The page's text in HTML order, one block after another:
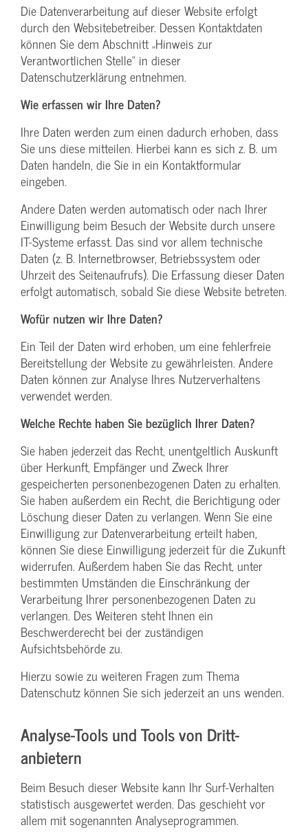
Die Datenverarbeitung auf dieser Website erfolgt
durch den Websitebetreiber. Dessen Kontaktdaten
können Sie dem Abschnitt „Hinweis zur
Verantwortlichen Stelle“ in dieser
Datenschutzerklärung entnehmen.
Wie erfassen wir Ihre Daten?
Ihre Daten werden zum einen dadurch erhoben, dass
Sie uns diese mitteilen. Hierbei kann es sich z. B. um
Daten handeln, die Sie in ein Kontaktformular
eingeben.
Andere Daten werden automatisch oder nach Ihrer
Einwilligung beim Besuch der Website durch unsere
IT-Systeme erfasst. Das sind vor allem technische
Daten (z. B. Internetbrowser, Betriebssystem oder
Uhrzeit des Seitenaufrufs). Die Erfassung dieser Daten
erfolgt automatisch, sobald Sie diese Website betreten.
Wofür nutzen wir Ihre Daten?
Ein Teil der Daten wird erhoben, um eine fehlerfreie
Bereitstellung der Website zu gewährleisten. Andere
Daten können zur Analyse Ihres Nutzerverhaltens
verwendet werden.
Welche Rechte haben Sie bezüglich Ihrer Daten?
Sie haben jederzeit das Recht, unentgeltlich Auskunft
über Herkunft, Empfänger und Zweck Ihrer
gespeicherten personenbezogenen Daten zu erhalten.
Sie haben außerdem ein Recht, die Berichtigung oder
Löschung dieser Daten zu verlangen. Wenn Sie eine
Einwilligung zur Datenverarbeitung erteilt haben,
können Sie diese Einwilligung jederzeit für die Zukunft
widerrufen. Außerdem haben Sie das Recht, unter
bestimmten Umständen die Einschränkung der
Verarbeitung Ihrer personenbezogenen Daten zu
verlangen. Des Weiteren steht Ihnen ein
Beschwerderecht bei der zuständigen
Aufsichtsbehörde zu.
Hierzu sowie zu weiteren Fragen zum Thema
Datenschutz können Sie sich jederzeit an uns wenden.
Analyse-Tools und Tools von Dritt­
anbietern
Beim Besuch dieser Website kann Ihr Surf-Verhalten
statistisch ausgewertet werden. Das geschieht vor
allem mit sogenannten Analyseprogrammen.